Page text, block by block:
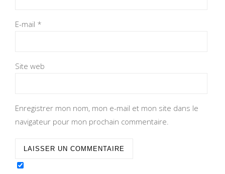
E-mail *
Site web
Enregistrer mon nom, mon e-mail et mon site dans le
navigateur pour mon prochain commentaire.